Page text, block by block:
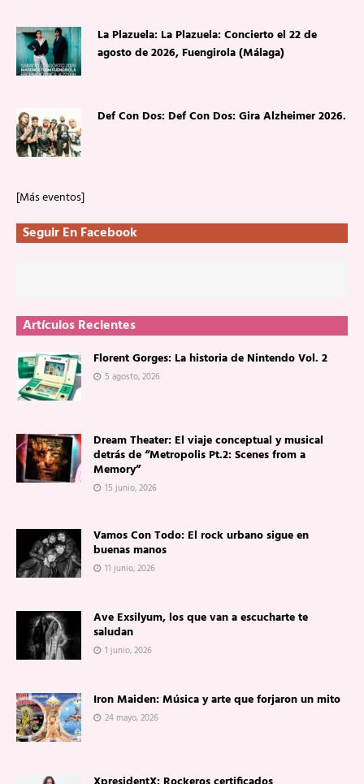
La Plazuela: La Plazuela: Concierto el 22 de
agosto de 2026, Fuengirola (Málaga)
Def Con Dos: Def Con Dos: Gira Alzheimer 2026.
[Más eventos]
Seguir En Facebook
Artículos Recientes
Florent Gorges: La historia de Nintendo Vol. 2
5 agosto, 2026
Dream Theater: El viaje conceptual y musical
detrás de “Metropolis Pt.2: Scenes from a
Memory”
15 junio, 2026
Vamos Con Todo: El rock urbano sigue en
buenas manos
11 junio, 2026
Ave Exsilyum, los que van a escucharte te
saludan
1 junio, 2026
Iron Maiden: Música y arte que forjaron un mito
24 mayo, 2026